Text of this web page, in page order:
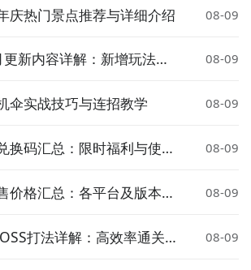
庆热门景点推荐与详细介绍 08-09
新内容详解：新增玩法、
08-09
伞实战技巧与连招教学 08-09
换码汇总：限时福利与使用
08-09
价格汇总：各平台及版本售
08-09
打法详解：高效率通关与
08-09